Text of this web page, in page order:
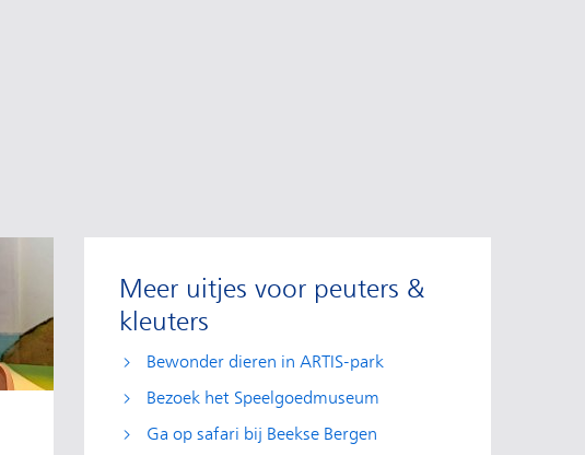
Meer uitjes voor peuters &
kleuters
Bewonder dieren in ARTIS-park
Bezoek het Speelgoedmuseum
Ga op safari bij Beekse Bergen